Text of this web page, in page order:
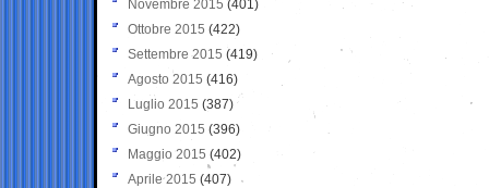
Novembre 2015 (401)
Ottobre 2015 (422)
Settembre 2015 (419)
Agosto 2015 (416)
Luglio 2015 (387)
Giugno 2015 (396)
Maggio 2015 (402)
Aprile 2015 (407)